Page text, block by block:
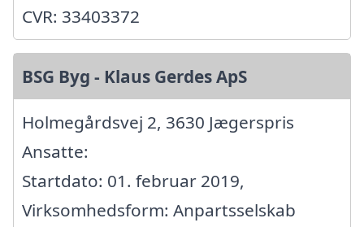
CVR: 33403372
BSG Byg - Klaus Gerdes ApS
Holmegårdsvej 2, 3630 Jægerspris
Ansatte:
Startdato: 01. februar 2019,
Virksomhedsform: Anpartsselskab